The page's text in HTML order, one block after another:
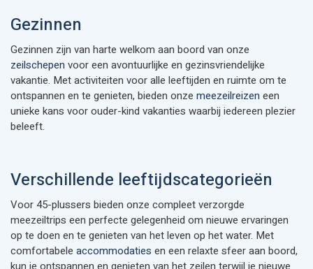
Gezinnen
Gezinnen zijn van harte welkom aan boord van onze
zeilschepen voor een avontuurlijke en gezinsvriendelijke
vakantie. Met activiteiten voor alle leeftijden en ruimte om te
ontspannen en te genieten, bieden onze meezeilreizen een
unieke kans voor ouder-kind vakanties waarbij iedereen plezier
beleeft.
Verschillende leeftijdscategorieën
Voor 45-plussers bieden onze compleet verzorgde
meezeiltrips een perfecte gelegenheid om nieuwe ervaringen
op te doen en te genieten van het leven op het water. Met
comfortabele accommodaties en een relaxte sfeer aan boord,